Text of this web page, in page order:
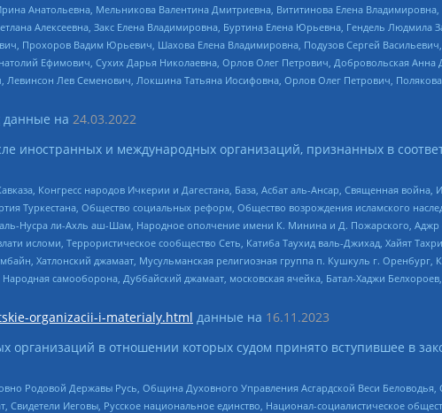
Анатольевна, Мельникова Валентина Дмитриевна, Вититинова Елена
Алексеевна, Закс Елена Владимировна, Буртина Елена Юрьевна, Гендель
Прохоров Вадим Юрьевич, Шахова Елена Владимировна, Подузов Сергей
Ефимович, Сухих Дарья Николаевна, Орлов Олег Петрович, Добровольская Анна
Левинсон Лев Семенович, Локшина Татьяна Иосифовна, Орлов Олег Петрович,
данные на 24.03.2022
иностранных и международных организаций, признанных в
Конгресс народов Ичкерии и Дагестана, База, Асбат аль-Ансар, Священная война,
Туркестана, Общество социальных реформ, Общество возрождения исламского
Нусра ли-Ахль аш-Шам, Народное ополчение имени К. Минина и Д. Пожарского,
исломи, Террористическое сообщество Сеть, Катиба Таухид валь-Джихад, Хайят
Хатлонский джамаат, Мусульманская религиозная группа п. Кушкуль г.
самооборона, Дуббайский джамаат, московская ячейка, Батал-Хаджи
organizacii-i-materialy.html данные на 16.11.2023
в отношении которых судом принято вступившее в
Родовой Державы Русь, Община Духовного Управления Асгардской Веси
Иеговы, Русское национальное единство, Национал-социалистическое